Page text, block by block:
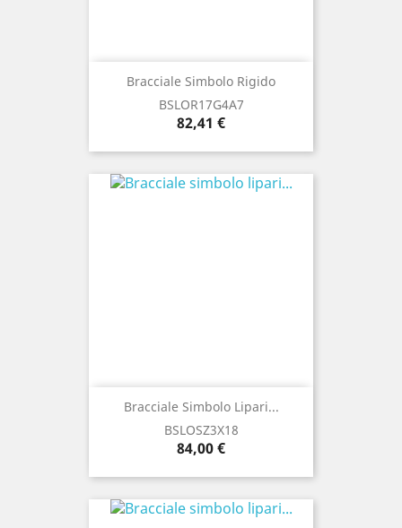
Bracciale Simbolo Rigido
BSLOR17G4A7
Prezzo
82,41 €
Bracciale Simbolo Lipari...
BSLOSZ3X18
Prezzo
84,00 €